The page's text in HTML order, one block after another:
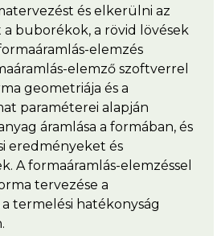
és elkerülni az
buborékok, a rövid lövések
elemzés
elemző szoftverrel
geometriája és a
paraméterei alapján
áramlása a formában, és
eredményeket és
A formaáramlás-elemzéssel
tervezése a
termelési hatékonyság